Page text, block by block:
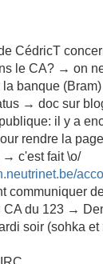
CédricT
le CA? → on
banque (Bram)
→ doc sur
il y a
rendre la
→ c'est fait \o/
communiquer
CA du 123 →
soir (sohka